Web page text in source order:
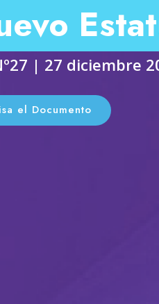
| 27 diciembre
el Documento